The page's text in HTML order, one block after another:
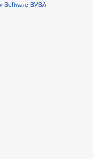
Software BVBA